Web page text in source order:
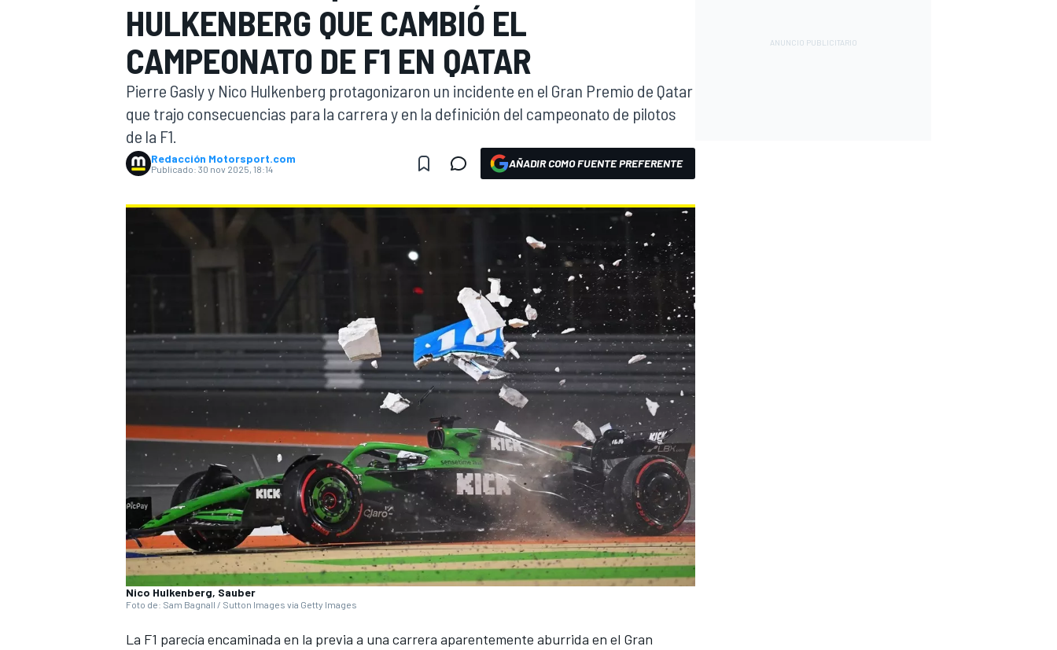
FÓRMULA E MOTO
NASCARINDYCARSPORTSCARRALLY
MÁS
HULKENBERG QUE CAMBIÓ EL
CAMPEONATO DE F1 EN QATAR
Pierre Gasly y Nico Hulkenberg protagonizaron un incidente en el Gran Premio de Qatar
que trajo consecuencias para la carrera y en la definición del campeonato de pilotos
de la F1.
Redacción Motorsport.com
Publicado: 30 nov 2025, 18:14 AÑADIR COMO FUENTE PREFERENTE
Nico Hulkenberg, Sauber
Foto de: Sam Bagnall / Sutton Images via Getty Images
La F1 parecía encaminada en la previa a una carrera aparentemente aburrida en el Gran